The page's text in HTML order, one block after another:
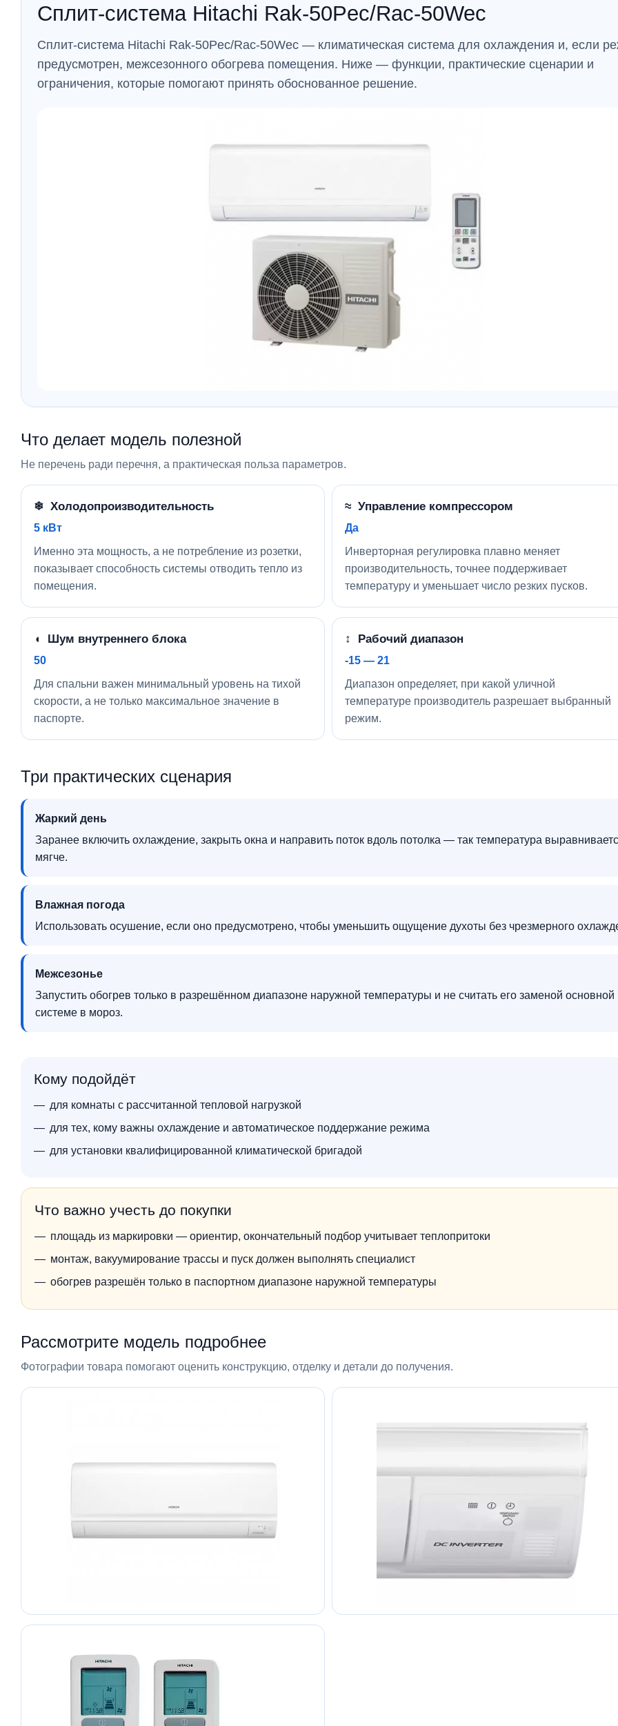
Сплит-система Hitachi Rak-50Pec/Rac-50Wec
Сплит-система Hitachi Rak-50Pec/Rac-50Wec — климатическая система для охлаждения и, если
предусмотрен, межсезонного обогрева помещения. Ниже — функции, практические сценарии и
ограничения, которые помогают принять обоснованное решение.
Что делает модель полезной
Не перечень ради перечня, а практическая польза параметров.
❄ Холодопроизводительность
5 кВт
Именно эта мощность, а не потребление из розетки,
показывает способность системы отводить тепло из
помещения.
≈ Управление компрессором
Да
Инверторная регулировка плавно меняет
производительность, точнее поддерживает
температуру и уменьшает число резких пусков.
◖ Шум внутреннего блока
50
Для спальни важен минимальный уровень на тихой
скорости, а не только максимальное значение в
паспорте.
↕ Рабочий диапазон
-15 — 21
Диапазон определяет, при какой уличной
температуре производитель разрешает выбранный
режим.
Три практических сценария
Жаркий день
Заранее включить охлаждение, закрыть окна и направить поток вдоль потолка — так температура
мягче.
Влажная погода
Использовать осушение, если оно предусмотрено, чтобы уменьшить ощущение духоты без чрезмерного
Межсезонье
Запустить обогрев только в разрешённом диапазоне наружной температуры и не считать его заменой основной
системе в мороз.
Кому подойдёт
для комнаты с рассчитанной тепловой нагрузкой
для тех, кому важны охлаждение и автоматическое поддержание режима
для установки квалифицированной климатической бригадой
Что важно учесть до покупки
площадь из маркировки — ориентир, окончательный подбор учитывает теплопритоки
монтаж, вакуумирование трассы и пуск должен выполнять специалист
обогрев разрешён только в паспортном диапазоне наружной температуры
Рассмотрите модель подробнее
Фотографии товара помогают оценить конструкцию, отделку и детали до получения.